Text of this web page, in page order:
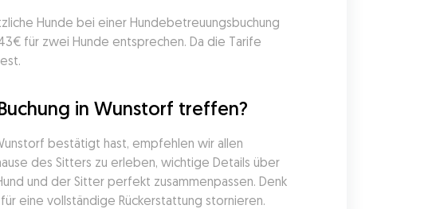
Hunde bei einer Hundebetreuungsbuchung
für zwei Hunde entsprechen. Da die Tarife
in Wunstorf treffen?
bestätigt hast, empfehlen wir allen
des Sitters zu erleben, wichtige Details über
und der Sitter perfekt zusammenpassen. Denk
eine vollständige Rückerstattung stornieren.